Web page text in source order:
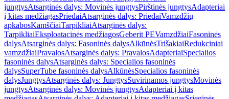
jungtysAtsarginės dalys: Movinės jungtysPirštinės jungtysAdapteriai
į kitas medžiagasPriedaiAtsarginės dalys: PriedaiVamzdžių
apkabosKamščiaiTarpikliaiAtsarginės dalys:
TarpikliaiEksploatacinės medžiagosGeberit PEVamzdžiaiFasoninės
dalysAtsarginės dalys: Fasoninės dalysAlkūnėsTrišakiaiRedukciniai
vamzdžiaiPravalosAtsarginės dalys: PravalosAdapteriaiSpecialios
fasoninės dalysAtsarginės dalys: Specialios fasoninės
dalysSuperTube fasoninės dalysAlkūnėsSpecialios fasoninės
dalysJungtysAtsarginės dalys: JungtysSuvirinamos jungtysMovinės
jungtysAtsarginės dalys: Movinės jungtysAdapteriai į kitas